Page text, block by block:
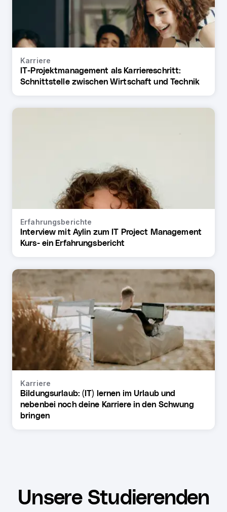
Karriere
IT-Projektmanagement als Karriereschritt:
Schnittstelle zwischen Wirtschaft und Technik
Erfahrungsberichte
Interview mit Aylin zum IT Project Management
Kurs- ein Erfahrungsbericht
Karriere
Bildungsurlaub: (IT) lernen im Urlaub und
nebenbei noch deine Karriere in den Schwung
bringen
Unsere Studierenden